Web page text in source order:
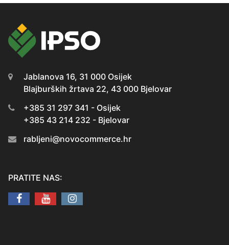
Jablanova 16, 31 000 Osijek
Blajburških žrtava 22, 43 000 Bjelovar
+385 31 297 341 - Osijek
+385 43 214 232 - Bjelovar
rabljeni@novocommerce.hr
PRATITE NAS: